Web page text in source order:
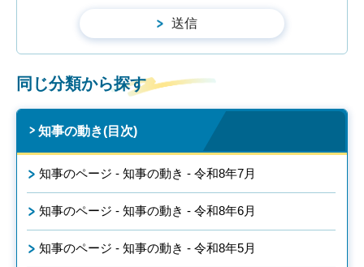
同じ分類から探す
知事の動き(目次)
知事のページ - 知事の動き - 令和8年7月
知事のページ - 知事の動き - 令和8年6月
知事のページ - 知事の動き - 令和8年5月